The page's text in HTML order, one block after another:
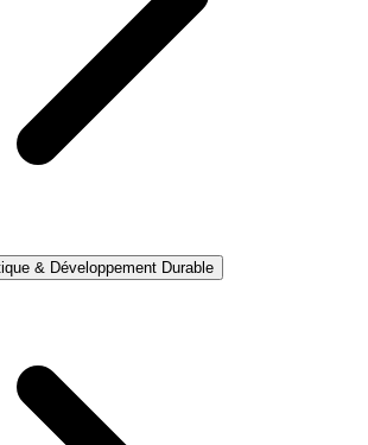
& Développement Durable